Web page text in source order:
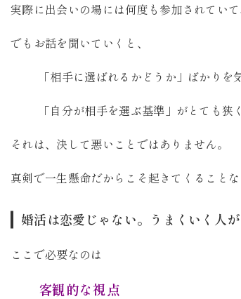
実際に出会いの場には何度も参加されてい
でもお話を聞いていくと、
「相手に選ばれるかどうか」ばかり
「自分が相手を選ぶ基準」がとても
それは、決して悪いことではありません。
真剣で一生懸命だからこそ起きてくることな
婚活は恋愛じゃない。うまくいく人
ここで必要なのは
客観的な視点